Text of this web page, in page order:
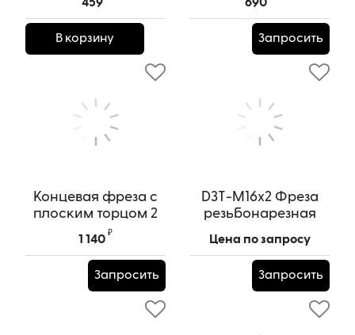
WRPU10
459
В корзину
WRPD10
690
Запросить
Концевая фреза с
плоским торцом 2
зуба, HRC 45,
6х15х6х50L
HRCx45x6х15х6х50L
1 140
₽
Запросить
D3T-M16x2 Фреза
резьбонарезная
металлу
Артикул:
Цена по запросу
Запросить